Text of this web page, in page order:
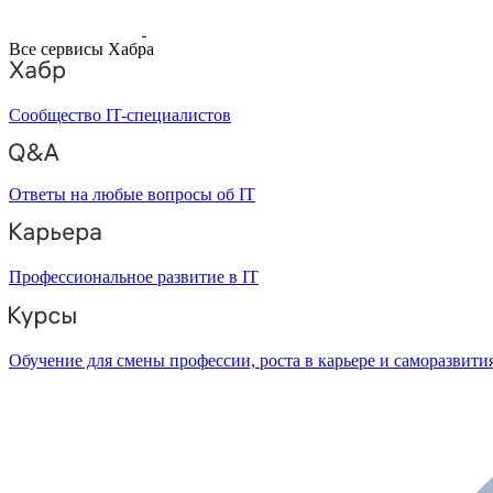
Все сервисы Хабра
Сообщество IT-специалистов
Ответы на любые вопросы об IT
Профессиональное развитие в IT
Обучение для смены профессии, роста в карьере и